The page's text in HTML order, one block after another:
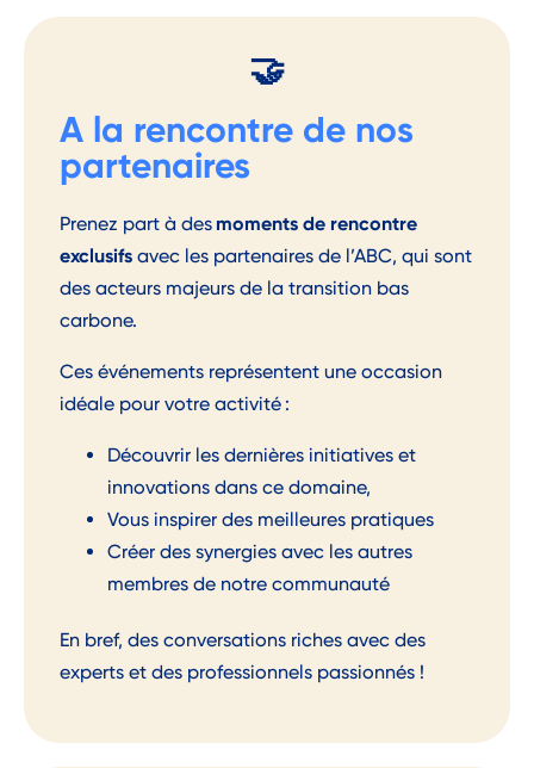
🤝
A la rencontre de nos
partenaires
Prenez part à des moments de rencontre
exclusifs avec les partenaires de l’ABC, qui sont
des acteurs majeurs de la transition bas
carbone.
Ces événements représentent une occasion
idéale pour votre activité :
Découvrir les dernières initiatives et
innovations dans ce domaine,
Vous inspirer des meilleures pratiques
Créer des synergies avec les autres
membres de notre communauté
En bref, des conversations riches avec des
experts et des professionnels passionnés !